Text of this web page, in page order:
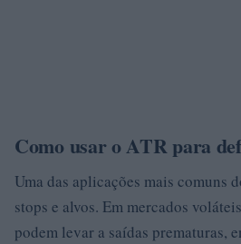
Como usar o ATR para
Uma das aplicações mais comuns
stops e alvos. Em mercados
podem levar a saídas prematuras,